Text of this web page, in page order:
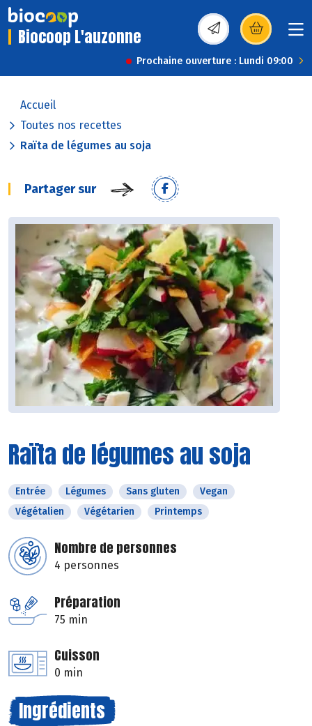
Biocoop L'auzonne (s’ouvre dans une
Prochaine ouverture : Lundi 09:00
Accueil
Toutes nos recettes
Raïta de légumes au soja
Partager sur
Raïta de légumes au soja
Entrée Légumes Sans gluten
Vegan
Végétalien
Végétarien Printemps
Nombre de personnes
4 personnes
Préparation
75 min
Cuisson
0 min
Ingrédients